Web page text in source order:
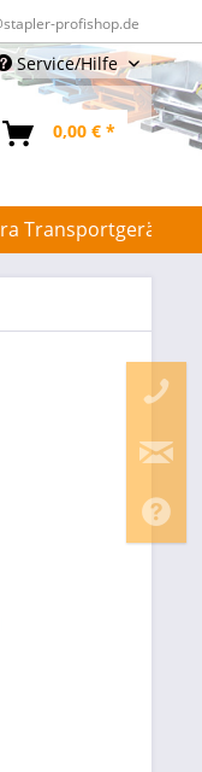
profishop.de
Service/Hilfe
0,00 € *
Transportgeräte